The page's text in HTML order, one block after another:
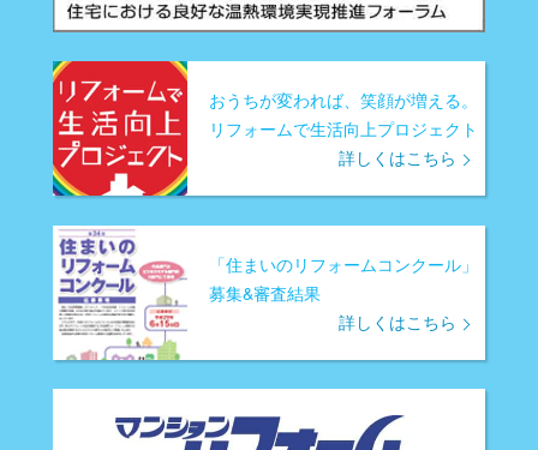
おうちが変われば、笑顔が増える。
リフォームで生活向上プロジェクト
詳しくはこちら
「住まいのリフォームコンクール」
募集&審査結果
詳しくはこちら